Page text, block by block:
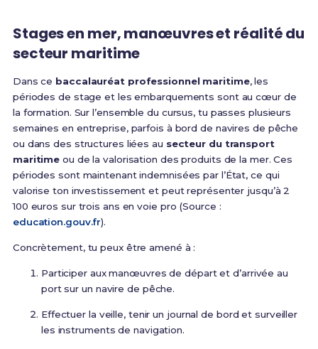
Stages en mer, manœuvres et réalité du
secteur maritime
Dans ce baccalauréat professionnel maritime, les
périodes de stage et les embarquements sont au cœur de
la formation. Sur l’ensemble du cursus, tu passes plusieurs
semaines en entreprise, parfois à bord de navires de pêche
ou dans des structures liées au secteur du transport
maritime ou de la valorisation des produits de la mer. Ces
périodes sont maintenant indemnisées par l’État, ce qui
valorise ton investissement et peut représenter jusqu’à 2
100 euros sur trois ans en voie pro (Source :
education.gouv.fr).
Concrètement, tu peux être amené à :
Participer aux manœuvres de départ et d’arrivée au
port sur un navire de pêche.
Effectuer la veille, tenir un journal de bord et surveiller
les instruments de navigation.